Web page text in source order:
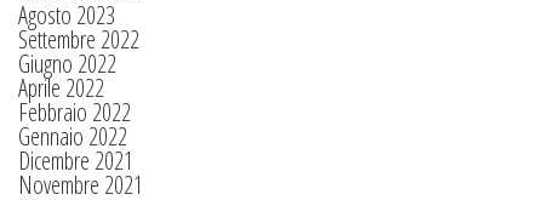
Agosto 2023
Settembre 2022
Giugno 2022
Aprile 2022
Febbraio 2022
Gennaio 2022
Dicembre 2021
Novembre 2021